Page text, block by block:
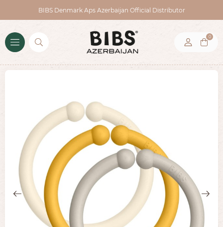
BIBS Denmark Aps Azerbaijan Official Distributor
0